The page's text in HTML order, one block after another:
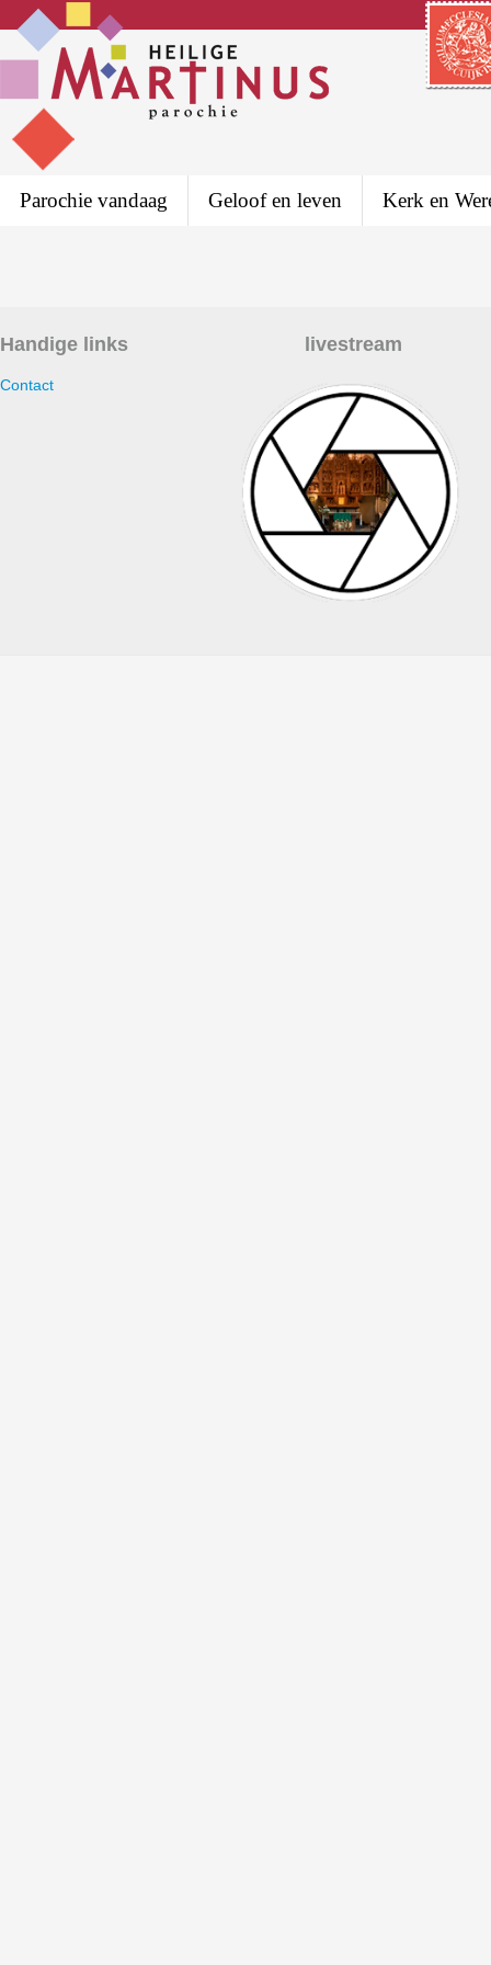
Parochie vandaag Geloof en leven Kerk en
Handige links
Contact
livestream